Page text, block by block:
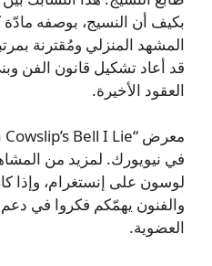
بكيف أن النسيج، بوصفه
المشهد المنزلي ومُقترنة
قد أعاد تشكيل قانون الفن
العقود الأخيرة.
في نيويورك. لمزيد من
لوسون على إنستغرام، وإذا
والفنون يهمّكم فكروا في
العضوية.